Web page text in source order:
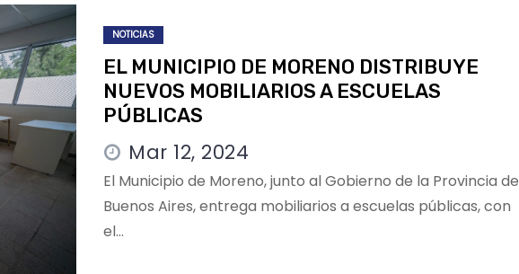
NOTICIAS
EL MUNICIPIO DE MORENO DISTRIBUYE
NUEVOS MOBILIARIOS A ESCUELAS
PÚBLICAS
Mar 12, 2024
El Municipio de Moreno, junto al Gobierno de la Provincia de
Buenos Aires, entrega mobiliarios a escuelas públicas, con
el…